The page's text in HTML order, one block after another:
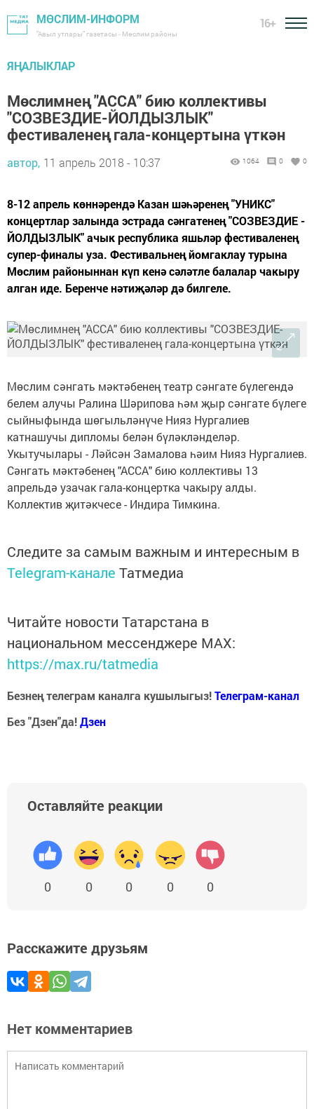
МӨСЛИМ-ИНФОРМ
"Авыл утлары" газетасы - Мөслим районы
16+
ЯҢАЛЫКЛАР
Мөслимнең "АССА" бию коллективы
"СОЗВЕЗДИЕ-ЙОЛДЫЗЛЫК"
фестиваленең гала-концертына үткән
автор, 11 апрель 2018 - 10:37 1064 0 0
8-12 апрель көннәрендә Казан шәһәренең "УНИКС"
концертлар залында эстрада сәнгатенең "СОЗВЕЗДИЕ -
ЙОЛДЫЗЛЫК" ачык республика яшьләр фестиваленең
супер-финалы уза. Фестивальнең йомгаклау турына
Мөслим районыннан күп кенә сәләтле балалар чакыру
алган иде. Беренче нәтиҗәләр дә билгеле.
Мөслим сәнгать мәктәбенең театр сәнгате бүлегендә
белем алучы Ралина Шәрипова һәм җыр сәнгате бүлеге
сыйныфында шөгыльләнүче Нияз Нургалиев
катнашучы дипломы белән бүләкләнделәр.
Укытучылары - Ләйсән Замалова һәим Нияз Нургалиев.
Сәнгать мәктәбенең "АССА" бию коллективы 13
апрельдә узачак гала-концертка чакыру алды.
Коллектив җитәкчесе - Индира Тимкина.
Следите за самым важным и интересным в
Telegram-канале Татмедиа
Читайте новости Татарстана в
национальном мессенджере MАХ:
https://max.ru/tatmedia
Безнең телеграм каналга кушылыгыз!Телеграм-канал
Без "Дзен"да!Дзен
Оставляйте реакции
0 0 0 0 0
Расскажите друзьям
Нет комментариев